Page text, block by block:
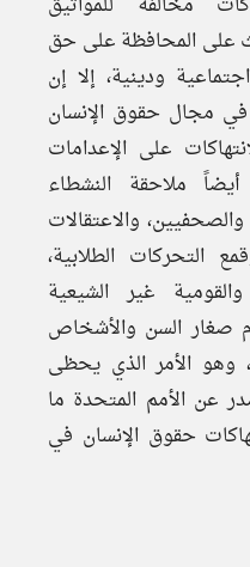
على المحافظة على حق
ودينية، إلا إن
مجال حقوق الإنسان
على الإعدامات
ملاحقة النشطاء
والاعتقالات
التحركات الطلابية،
غير الشيعية
صغار السن والأشخاص
وهو الأمر الذي يحظى
عن الأمم المتحدة ما
لانتهاكات حقوق الإنسان في